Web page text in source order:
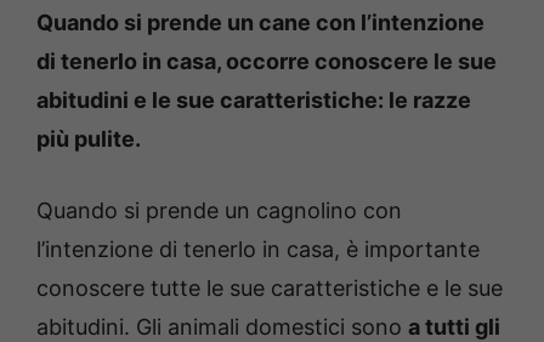
Quando si prende un cane con l’intenzione
di tenerlo in casa, occorre conoscere le sue
abitudini e le sue caratteristiche: le razze
più pulite.
Quando si prende un cagnolino con
l’intenzione di tenerlo in casa, è importante
conoscere tutte le sue caratteristiche e le sue
abitudini. Gli animali domestici sono a tutti gli